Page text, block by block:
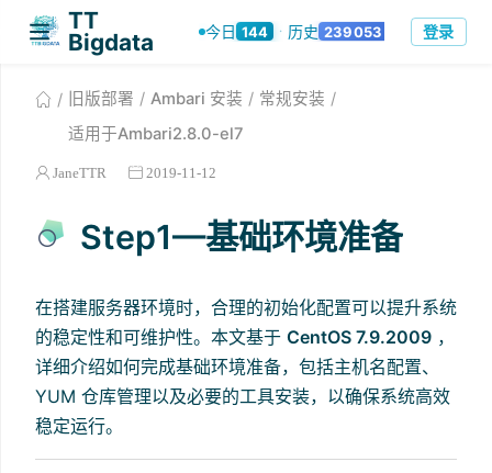
TT
Bigdata
今日 144 · 历史 239053 登录
旧版部署 Ambari 安装
常规安装
适用于Ambari2.8.0-el7
JaneTTR 2019-11-12
Step1—基础环境准备
在搭建服务器环境时，合理的初始化配置可以提升系统
的稳定性和可维护性。本文基于 CentOS 7.9.2009 ，
详细介绍如何完成基础环境准备，包括主机名配置、
YUM 仓库管理以及必要的工具安装，以确保系统高效
稳定运行。